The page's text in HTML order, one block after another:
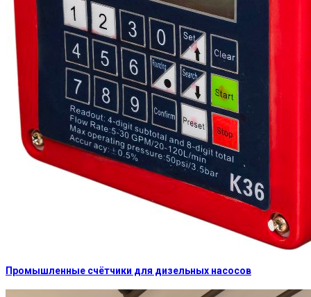
Промышленные счётчики для дизельных насосов